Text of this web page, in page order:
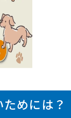
めには？